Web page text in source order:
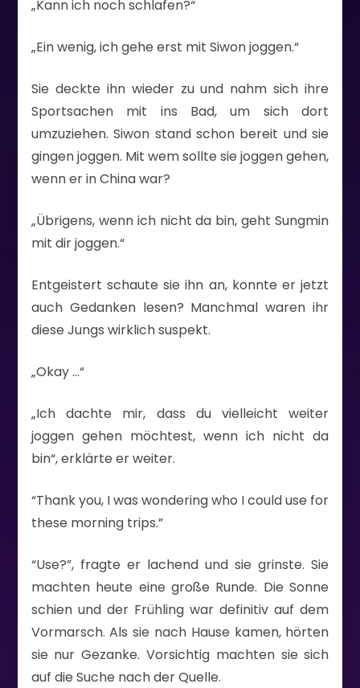
„Kann ich noch schlafen?“
„Ein wenig, ich gehe erst mit Siwon joggen.“
Sie deckte ihn wieder zu und nahm sich ihre
Sportsachen mit ins Bad, um sich dort
umzuziehen. Siwon stand schon bereit und sie
gingen joggen. Mit wem sollte sie joggen gehen,
wenn er in China war?
„Übrigens, wenn ich nicht da bin, geht Sungmin
mit dir joggen.“
Entgeistert schaute sie ihn an, konnte er jetzt
auch Gedanken lesen? Manchmal waren ihr
diese Jungs wirklich suspekt.
„Okay …“
„Ich dachte mir, dass du vielleicht weiter
joggen gehen möchtest, wenn ich nicht da
bin“, erklärte er weiter.
“Thank you, I was wondering who I could use for
these morning trips.”
“Use?”, fragte er lachend und sie grinste. Sie
machten heute eine große Runde. Die Sonne
schien und der Frühling war definitiv auf dem
Vormarsch. Als sie nach Hause kamen, hörten
sie nur Gezanke. Vorsichtig machten sie sich
auf die Suche nach der Quelle.